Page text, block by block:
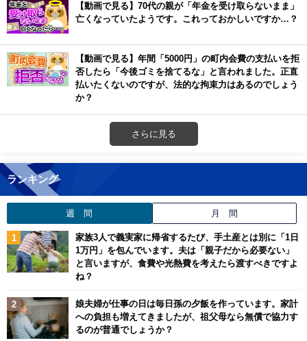
【動画で見る】70代の親が「年金を受け取らないまま」
亡くなっていたようです。これっておかしいですか…？
【動画で見る】年間「5000円」の町内会費の支払いを拒
否したら「今後ゴミを捨てるな」と言われました。正直
払いたくないのですが、法的な拘束力はあるのでしょう
か？
さらに見る
ランキング
週 間 月 間
家族3人で義実家に帰省するたび、手土産とは別に「1日
1万円」を包んでいます。夫は「親子だから必要ない」
と言いますが、食費や光熱費を考えたら渡すべきですよ
ね？
娘夫婦が仕事の日は毎日孫の夕飯を作っています。家計
への負担も増えてきましたが、祖父母なら無償で協力す
るのが普通でしょうか？